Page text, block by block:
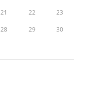
21 22 23
28 29 30